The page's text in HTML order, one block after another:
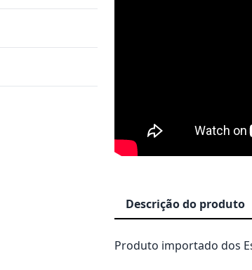
Descrição do produto
Produto importado dos